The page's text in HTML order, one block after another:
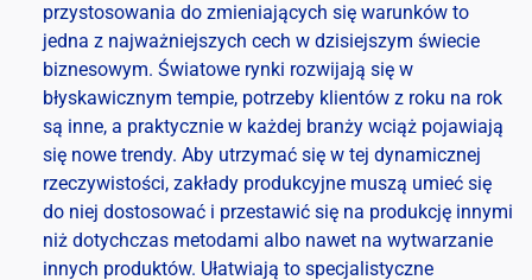
przystosowania do zmieniających się warunków to
jedna z najważniejszych cech w dzisiejszym świecie
biznesowym. Światowe rynki rozwijają się w
błyskawicznym tempie, potrzeby klientów z roku na rok
są inne, a praktycznie w każdej branży wciąż pojawiają
się nowe trendy. Aby utrzymać się w tej dynamicznej
rzeczywistości, zakłady produkcyjne muszą umieć się
do niej dostosować i przestawić się na produkcję innymi
niż dotychczas metodami albo nawet na wytwarzanie
innych produktów. Ułatwiają to specjalistyczne